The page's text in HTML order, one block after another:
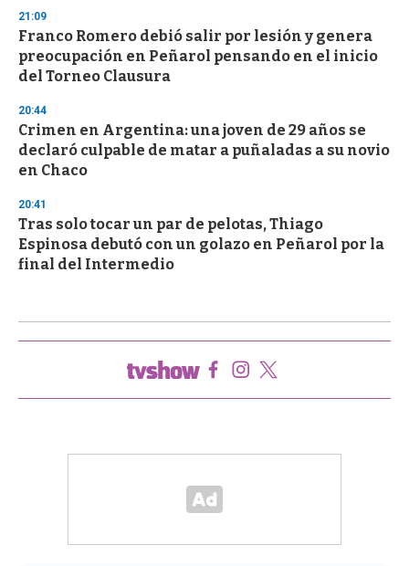
21:09
Franco Romero debió salir por lesión y genera
preocupación en Peñarol pensando en el inicio
del Torneo Clausura
20:44
Crimen en Argentina: una joven de 29 años se
declaró culpable de matar a puñaladas a su novio
en Chaco
20:41
Tras solo tocar un par de pelotas, Thiago
Espinosa debutó con un golazo en Peñarol por la
final del Intermedio